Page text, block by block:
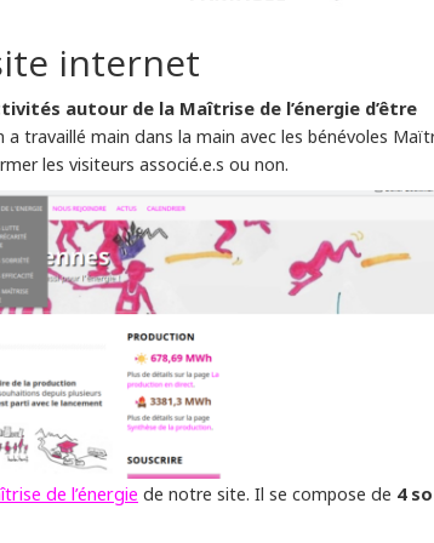
internet
autour de la Maîtrise de l’énergie d’être
travaillé main dans la main avec les bénévoles
les visiteurs associé.e.s ou non.
de l’énergie de notre site. Il se compose de 4